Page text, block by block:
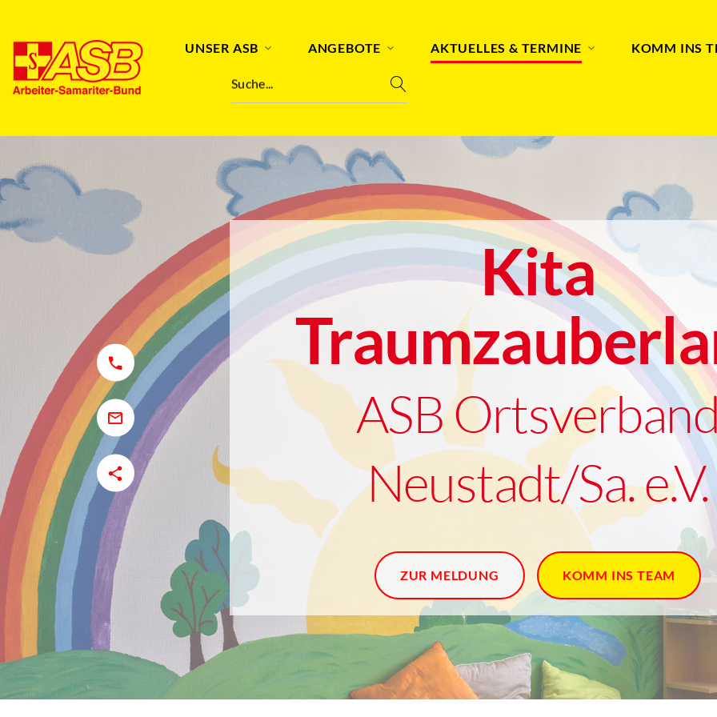
UNSER ASB ANGEBOTE AKTUELLES & TERMINE KOMM INS
Suche...
Kita
ASB
Neustadt/Sa. e.V.
ZUR MELDUNG KOMM INS TEAM